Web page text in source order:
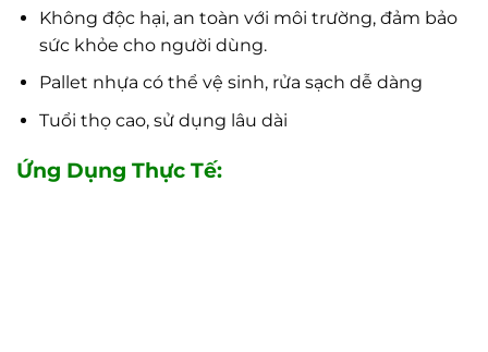
Không độc hại, an toàn với môi trường, đảm bảo
sức khỏe cho người dùng.
Pallet nhựa có thể vệ sinh, rửa sạch dễ dàng
Tuổi thọ cao, sử dụng lâu dài
Ứng Dụng Thực Tế: